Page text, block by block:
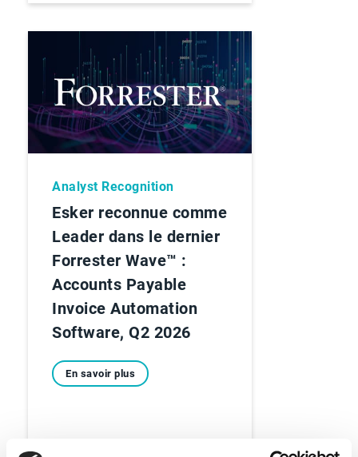
Analyst Recognition
Esker reconnue comme
Leader dans le dernier
Forrester Wave™ :
Accounts Payable
Invoice Automation
Software, Q2 2026
En savoir plus